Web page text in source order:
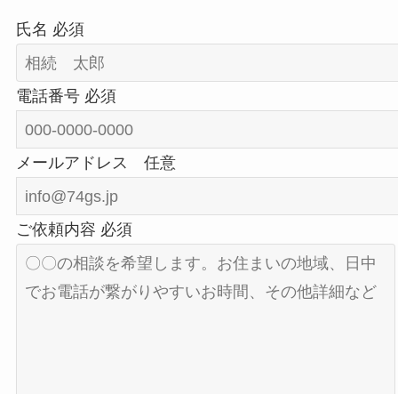
氏名 必須
電話番号 必須
メールアドレス 任意
ご依頼内容 必須